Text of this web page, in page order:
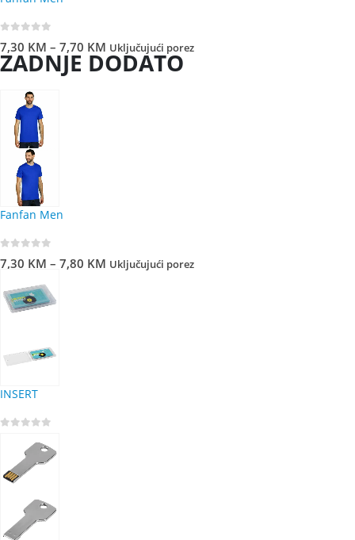
7,30 KM – 7,70 KM Uključujući porez
ZADNJE DODATO
Fanfan Men
7,30 KM – 7,80 KM Uključujući porez
INSERT